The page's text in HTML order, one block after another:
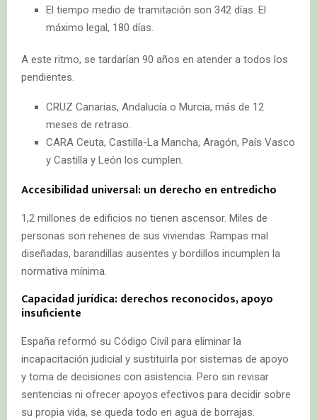
El tiempo medio de tramitación son 342 días. El
máximo legal, 180 días.
A este ritmo, se tardarían 90 años en atender a todos los
pendientes.
CRUZ Canarias, Andalucía o Murcia, más de 12
meses de retraso.
CARA Ceuta, Castilla-La Mancha, Aragón, País Vasco
y Castilla y León los cumplen.
Accesibilidad universal: un derecho en entredicho
1,2 millones de edificios no tienen ascensor. Miles de
personas son rehenes de sus viviendas. Rampas mal
diseñadas, barandillas ausentes y bordillos incumplen la
normativa mínima.
Capacidad jurídica: derechos reconocidos, apoyo
insuficiente
España reformó su Código Civil para eliminar la
incapacitación judicial y sustituirla por sistemas de apoyo
y toma de decisiones con asistencia. Pero sin revisar
sentencias ni ofrecer apoyos efectivos para decidir sobre
su propia vida, se queda todo en agua de borrajas.